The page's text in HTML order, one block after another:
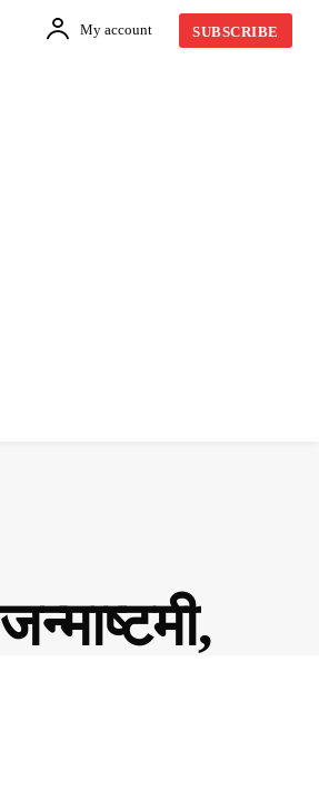
My account SUBSCRIBE